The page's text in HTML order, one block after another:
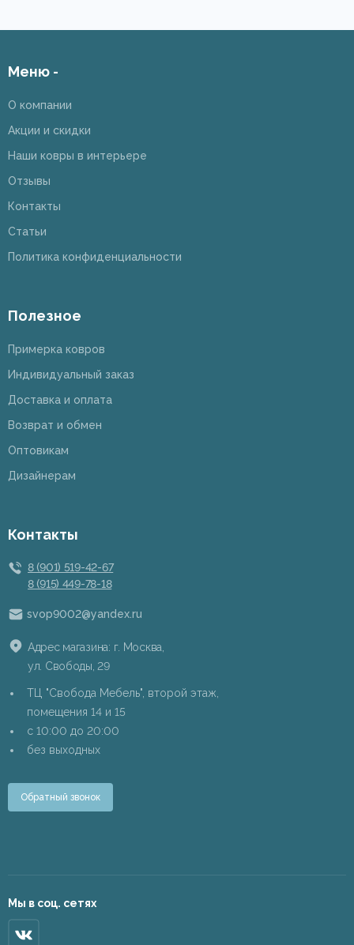
Меню -
О компании
Акции и скидки
Наши ковры в интерьере
Отзывы
Контакты
Статьи
Политика конфиденциальности
Полезное
Примерка ковров
Индивидуальный заказ
Доставка и оплата
Возврат и обмен
Оптовикам
Дизайнерам
Контакты
8 (901) 519-42-67
8 (915) 449-78-18
svop9002@yandex.ru
Адрес магазина: г. Москва,
ул. Свободы, 29
ТЦ "Свобода Мебель", второй этаж,
помещения 14 и 15
c 10:00 до 20:00
без выходных
Обратный звонок
Мы в соц. сетях